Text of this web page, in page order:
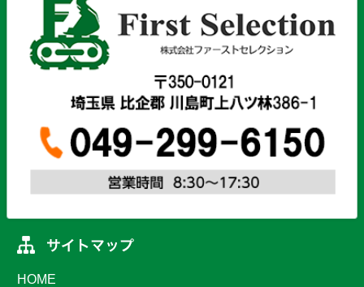
HOME